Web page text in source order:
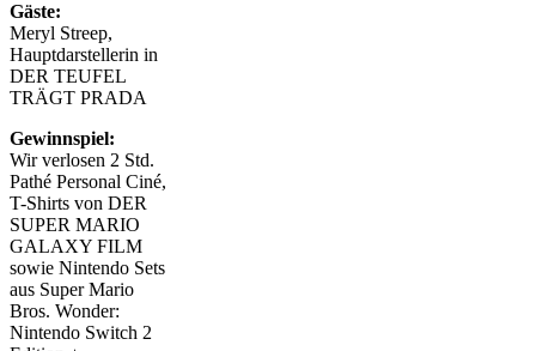
Gäste:
Meryl Streep,
Hauptdarstellerin in
DER TEUFEL
TRÄGT PRADA
Gewinnspiel:
Wir verlosen 2 Std.
Pathé Personal Ciné,
T-Shirts von DER
SUPER MARIO
GALAXY FILM
sowie Nintendo Sets
aus Super Mario
Bros. Wonder:
Nintendo Switch 2